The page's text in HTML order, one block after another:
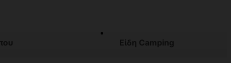
Είδη Camping